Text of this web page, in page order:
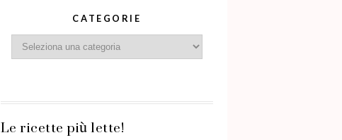
CATEGORIE
Le ricette più lette!